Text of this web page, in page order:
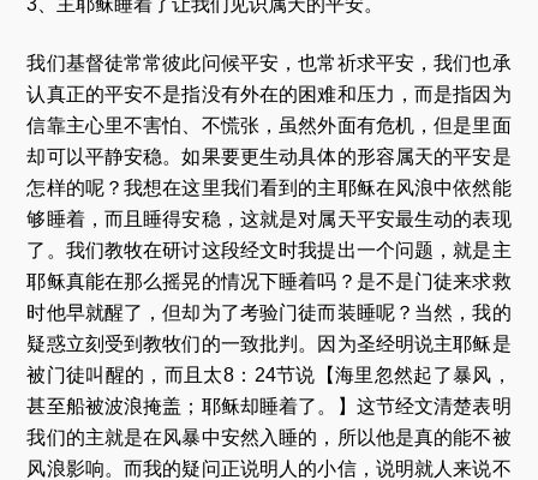
我们基督徒常常彼此问候平安，也常祈求平安，我们也承
认真正的平安不是指没有外在的困难和压力，而是指因为
信靠主心里不害怕、不慌张，虽然外面有危机，但是里面
却可以平静安稳。如果要更生动具体的形容属天的平安是
怎样的呢？我想在这里我们看到的主耶稣在风浪中依然能
够睡着，而且睡得安稳，这就是对属天平安最生动的表现
了。我们教牧在研讨这段经文时我提出一个问题，就是主
耶稣真能在那么摇晃的情况下睡着吗？是不是门徒来求救
时他早就醒了，但却为了考验门徒而装睡呢？当然，我的
疑惑立刻受到教牧们的一致批判。因为圣经明说主耶稣是
被门徒叫醒的，而且太8：24节说【海里忽然起了暴风，
甚至船被波浪掩盖；耶稣却睡着了。】这节经文清楚表明
我们的主就是在风暴中安然入睡的，所以他是真的能不被
风浪影响。而我的疑问正说明人的小信，说明就人来说不